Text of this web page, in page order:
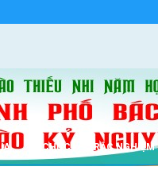
TỔ CHỨC TRẮC NGHIỆM